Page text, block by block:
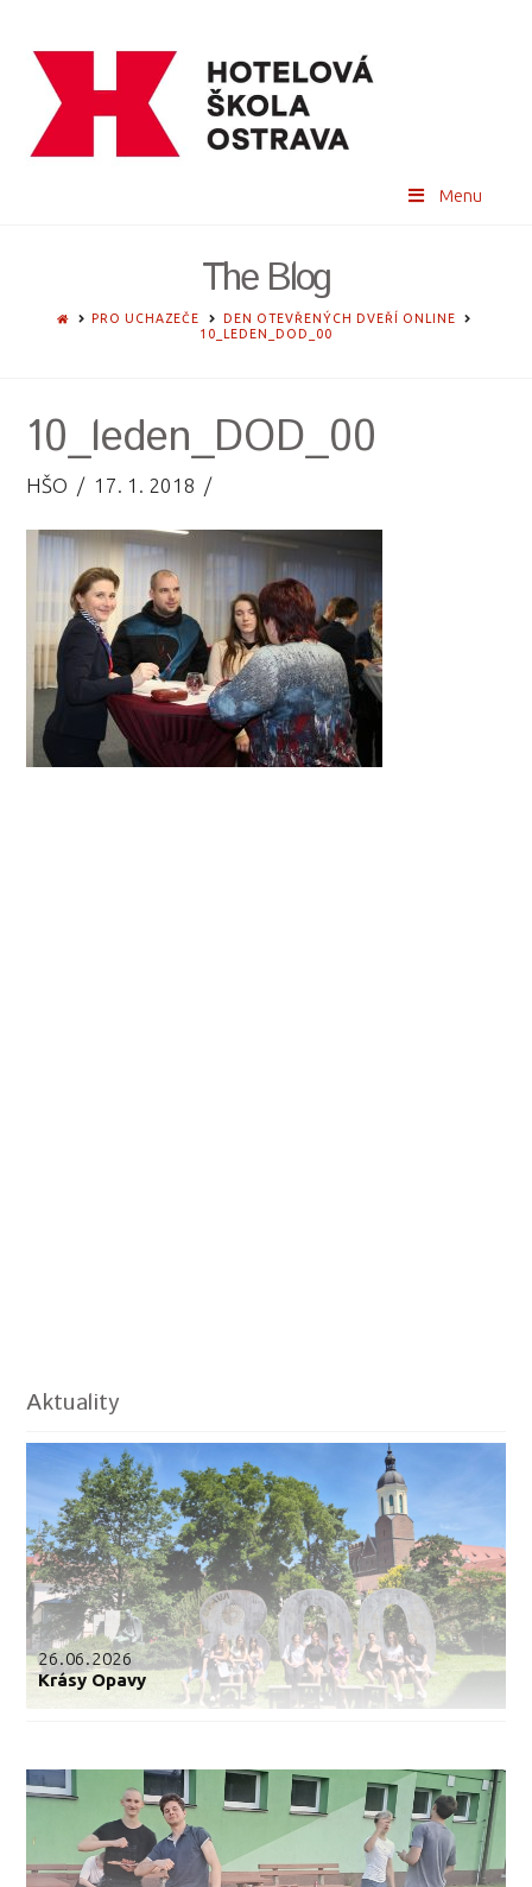
Menu
The Blog
HOMEPRO UCHAZEČE
DEN OTEVŘENÝCH DVEŘÍ ONLINE
10_LEDEN_DOD_00
10_leden_DOD_00
HŠO 17. 1. 2018
Aktuality
26.06.2026
Krásy Opavy